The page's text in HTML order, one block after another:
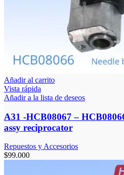
Añadir al carrito
Vista rápida
Añadir a la lista de deseos
A31 -HCB08067 –
assy reciprocator
Repuestos y Accesorios
$99.000